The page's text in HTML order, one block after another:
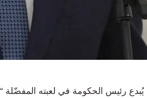
يُبدع رئيس الحكومة في لعبته